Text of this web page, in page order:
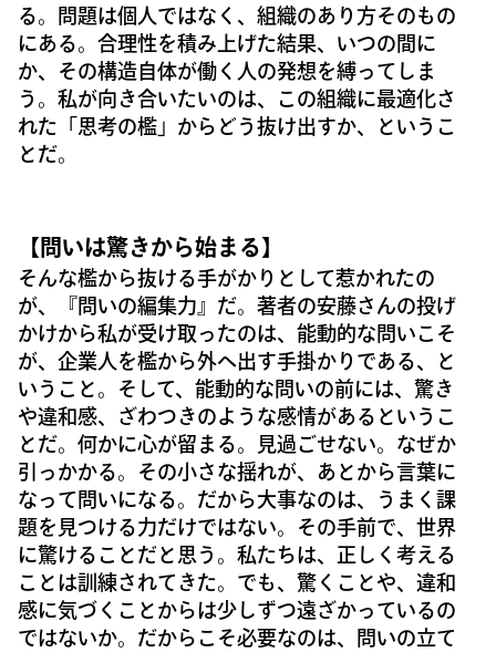
る。問題は個人ではなく、組織のあり方そのもの
にある。合理性を積み上げた結果、いつの間に
か、その構造自体が働く人の発想を縛ってしま
う。私が向き合いたいのは、この組織に最適化さ
れた「思考の檻」からどう抜け出すか、というこ
とだ。
【問いは驚きから始まる】
そんな檻から抜ける手がかりとして惹かれたの
が、『問いの編集力』だ。著者の安藤さんの投げ
かけから私が受け取ったのは、能動的な問いこそ
が、企業人を檻から外へ出す手掛かりである、と
いうこと。そして、能動的な問いの前には、驚き
や違和感、ざわつきのような感情があるというこ
とだ。何かに心が留まる。見過ごせない。なぜか
引っかかる。その小さな揺れが、あとから言葉に
なって問いになる。だから大事なのは、うまく課
題を見つける力だけではない。その手前で、世界
に驚けることだと思う。私たちは、正しく考える
ことは訓練されてきた。でも、驚くことや、違和
感に気づくことからは少しずつ遠ざかっているの
ではないか。だからこそ必要なのは、問いの立て